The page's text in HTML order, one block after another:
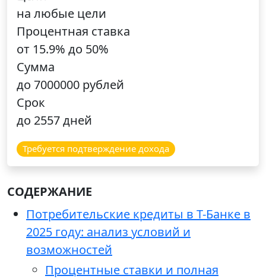
на любые цели
Процентная ставка
от 15.9% до 50%
Сумма
до 7000000 рублей
Срок
до 2557 дней
Требуется подтверждение дохода
СОДЕРЖАНИЕ
Потребительские кредиты в Т-Банке в
2025 году: анализ условий и
возможностей
Процентные ставки и полная